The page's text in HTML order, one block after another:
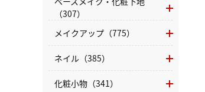
（307）
メイクアップ（775）
ネイル（385）
化粧小物（341）